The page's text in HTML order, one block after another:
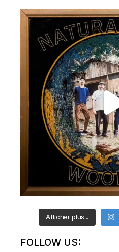
Afficher plus...
FOLLOW US: